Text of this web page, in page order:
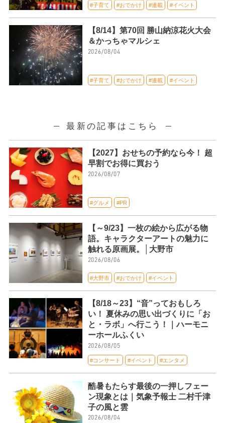
#子育て #おでかけ #連載 #イベント
【8/14】第70回 勝山納涼花火大会
＆かっちゃマルシェ
2026/08/04
#子育て #おでかけ #連載 #イベント
最新の記事はこちら
【2027】おせちの予約なら今！ 超
早割でお得に買おう
2026/08/07
#グルメ #PR
【～9/23】一枚の絵から広がる物
語。キャラクターアートの魅力に
触れる原画展。│大野市
2026/08/06
#大野市 #おでかけ #イベント
【8/18～23】“音”っておもしろ
い！ 夏休みの思い出づくりに「お
と・ラボ」へ行こう！｜ハーモニ
ーホールふくい
2026/08/05
#コンサート #イベント #エンタメ
酷暑もたらす最後の一押しフェー
ン現象とは｜気象予報士 二村千津
子の風と雲
2026/08/04